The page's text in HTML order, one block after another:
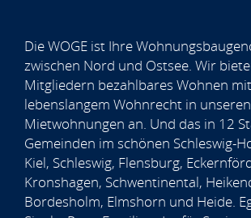
Die WOGE ist Ihre
zwischen Nord und Ostsee. Wir
Mitgliedern bezahlbares Wohnen mit
lebenslangem Wohnrecht in
Mietwohnungen an. Und das in 12
Gemeinden im schönen Schleswig-
Kiel, Schleswig, Flensburg,
Kronshagen, Schwentinental,
Bordesholm, Elmshorn und Heide.